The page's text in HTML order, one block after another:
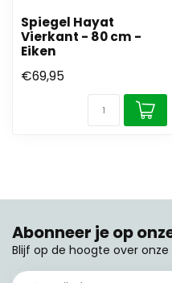
Spiegel Hayat
Vierkant - 80 cm -
Eiken
€69,95
Abonneer je op
Blijf op de hoogte over